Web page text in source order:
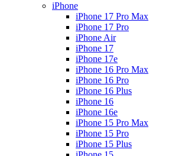
iPhone
iPhone 17 Pro Max
iPhone 17 Pro
iPhone Air
iPhone 17
iPhone 17e
iPhone 16 Pro Max
iPhone 16 Pro
iPhone 16 Plus
iPhone 16
iPhone 16e
iPhone 15 Pro Max
iPhone 15 Pro
iPhone 15 Plus